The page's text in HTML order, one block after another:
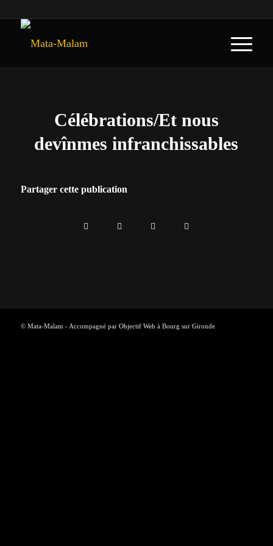
Célébrations/Et nous
devînmes infranchissables
Partager cette publication
© Mata-Malam - Accompagné par Objectif Web à Bourg sur Gironde